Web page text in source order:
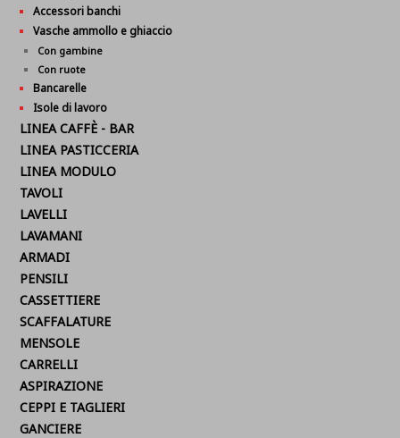
Accessori banchi
Vasche ammollo e ghiaccio
Con gambine
Con ruote
Bancarelle
Isole di lavoro
LINEA CAFFÈ - BAR
LINEA PASTICCERIA
LINEA MODULO
TAVOLI
LAVELLI
LAVAMANI
ARMADI
PENSILI
CASSETTIERE
SCAFFALATURE
MENSOLE
CARRELLI
ASPIRAZIONE
CEPPI E TAGLIERI
GANCIERE